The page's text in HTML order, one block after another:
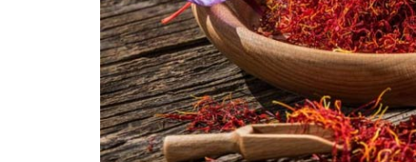
- Đánh Bay Mẩn Ngứa Tuấn tôi - Y diệu thuốc nam